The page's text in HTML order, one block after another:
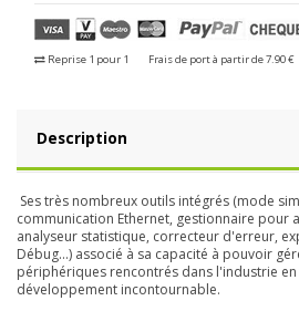
Reprise 1 pour 1 Frais de port à partir de 7.90 €
Description
Ses très nombreux outils intégrés (mode
communication Ethernet, gestionnaire pour
analyseur statistique, correcteur d'erreur,
Débug...) associé à sa capacité à pouvoir
périphériques rencontrés dans l'industrie
développement incontournable.